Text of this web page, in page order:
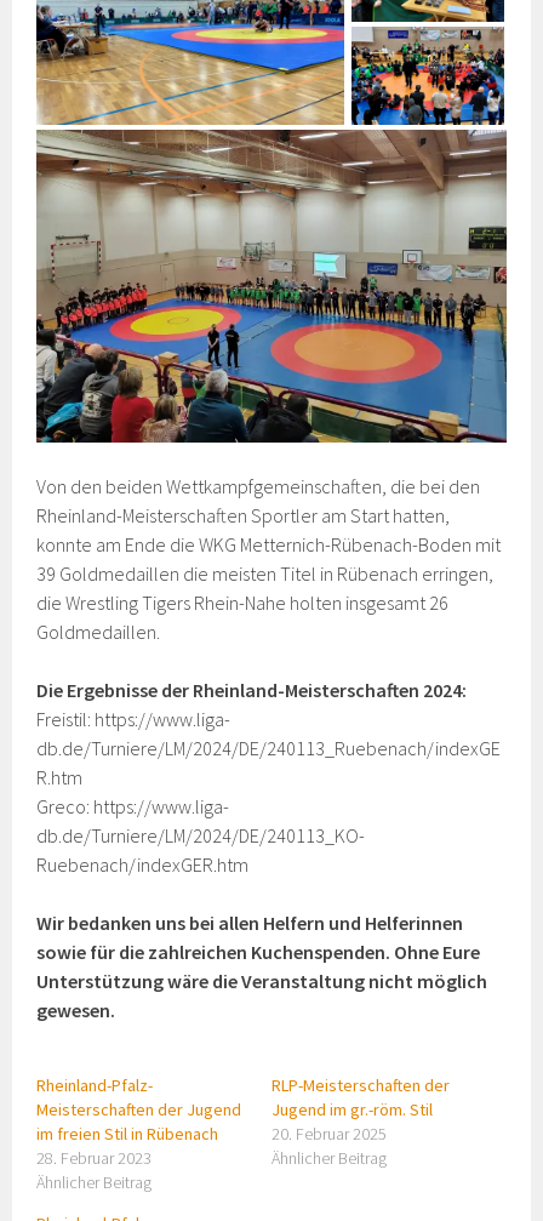
Von den beiden Wettkampfgemeinschaften, die bei den
Rheinland-Meisterschaften Sportler am Start hatten,
konnte am Ende die WKG Metternich-Rübenach-Boden mit
39 Goldmedaillen die meisten Titel in Rübenach erringen,
die Wrestling Tigers Rhein-Nahe holten insgesamt 26
Goldmedaillen.
Die Ergebnisse der Rheinland-Meisterschaften 2024:
Freistil: https://www.liga-
db.de/Turniere/LM/2024/DE/240113_Ruebenach/indexGE
R.htm
Greco: https://www.liga-
db.de/Turniere/LM/2024/DE/240113_KO-
Ruebenach/indexGER.htm
Wir bedanken uns bei allen Helfern und Helferinnen
sowie für die zahlreichen Kuchenspenden. Ohne Eure
Unterstützung wäre die Veranstaltung nicht möglich
gewesen.
Rheinland-Pfalz-
Meisterschaften der Jugend
im freien Stil in Rübenach
28. Februar 2023
Ähnlicher Beitrag
RLP-Meisterschaften der
Jugend im gr.-röm. Stil
20. Februar 2025
Ähnlicher Beitrag